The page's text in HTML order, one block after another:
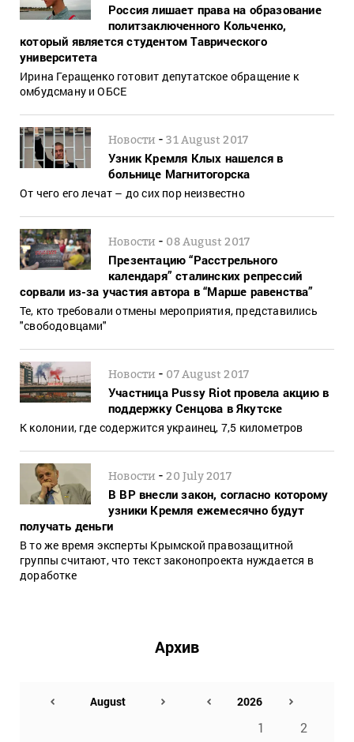
Россия лишает права на образование
политзаключенного Кольченко,
который является студентом Таврического
университета
Ирина Геращенко готовит депутатское обращение к
омбудсману и ОБСЕ
Новости -31 August 2017
Узник Кремля Клых нашелся в
больнице Магнитогорска
От чего его лечат – до сих пор неизвестно
Новости - 08 August 2017
Презентацию “Расстрельного
календаря” сталинских репрессий
сорвали из-за участия автора в “Марше равенства”
Те, кто требовали отмены мероприятия, представились
"свободовцами"
Новости - 07 August 2017
Участница Pussy Riot провела акцию в
поддержку Сенцова в Якутске
К колонии, где содержится украинец, 7,5 километров
Новости -20 July 2017
В ВР внесли закон, согласно которому
узники Кремля ежемесячно будут
получать деньги
В то же время эксперты Крымской правозащитной
группы считают, что текст законопроекта нуждается в
доработке
Архив
1 2